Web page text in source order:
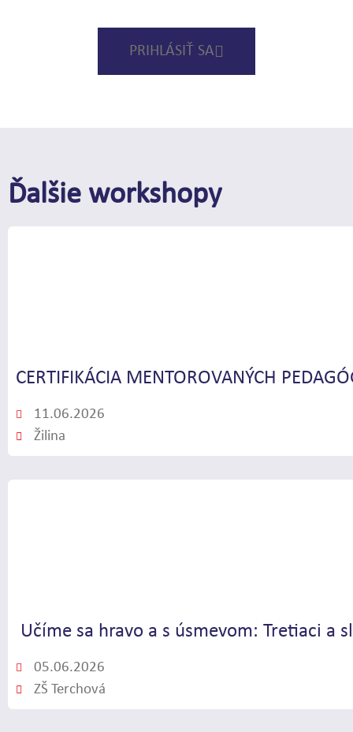
PRIHLÁSIŤ SA
Ďalšie workshopy
CERTIFIKÁCIA MENTOROVANÝCH
11.06.2026
Žilina
Učíme sa hravo a s úsmevom: Tretiaci a
05.06.2026
ZŠ Terchová